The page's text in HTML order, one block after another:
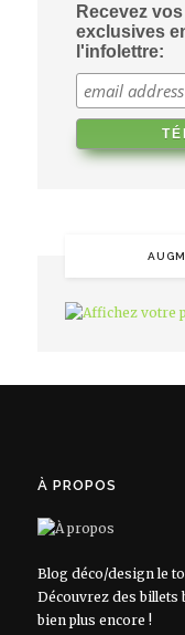
Recevez
exclusives
l'infolettre:
À PROPOS
Blog déco/design le
Découvrez des billets
bien plus encore !